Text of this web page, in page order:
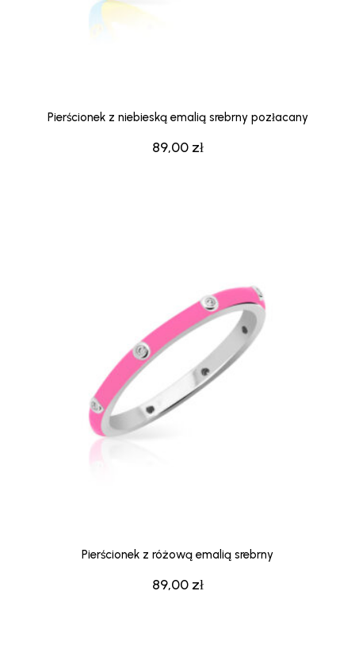
89,00 zł
Pierścionek z niebieską emalią srebrny pozłacany
89,00 zł
Pierścionek z różową emalią srebrny